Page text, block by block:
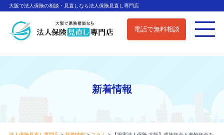
大阪で法人保険の相談・見直しなら法人保険見直し専門店
電話で無料相談
新着情報